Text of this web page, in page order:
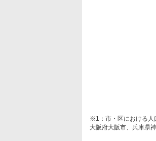
※1：市・区における人
大阪府大阪市、兵庫県